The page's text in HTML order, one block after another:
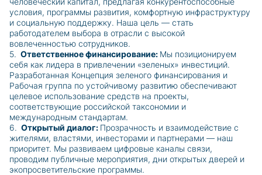
условия, программы развития, комфортную инфраструктуру
и социальную поддержку. Наша цель — стать
работодателем выбора в отрасли с высокой
вовлеченностью сотрудников.
5. Ответственное финансирование: Мы позиционируем
себя как лидера в привлечении «зеленых» инвестиций.
Разработанная Концепция зеленого финансирования и
Рабочая группа по устойчивому развитию обеспечивают
целевое использование средств на проекты,
соответствующие российской таксономии и
международным стандартам.
6. Открытый диалог: Прозрачность и взаимодействие с
жителями, властями, инвесторами и партнерами — наш
приоритет. Мы развиваем цифровые каналы связи,
проводим публичные мероприятия, дни открытых дверей и
экопросветительские программы.